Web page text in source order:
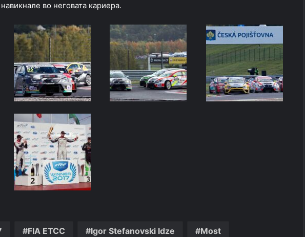
во неговата кариера.
FIA ETCC Igor Stefanovski Idze Most